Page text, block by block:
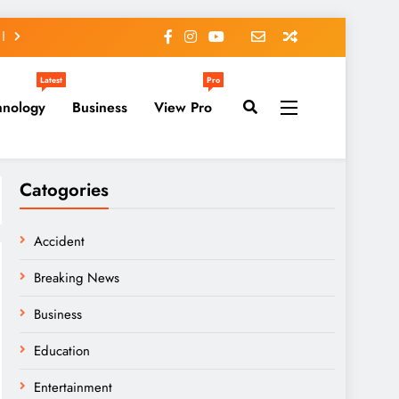
Latest
Business View Pro
Pro
Catogories
Accident
Breaking News
Business
Education
Entertainment